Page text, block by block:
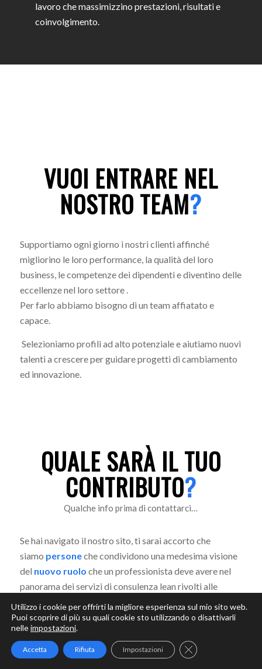
lavoro che massimizzino prestazioni, risultati e
coinvolgimento.
VUOI ENTRARE NEL
NOSTRO TEAM?
Supportiamo ogni giorno i nostri clienti affinché
migliorino le loro performance, la qualità del loro
business, le competenze dei dipendenti e diventino delle
eccellenze nel loro settore .
Per farlo abbiamo bisogno di un team affiatato e
capace.
Selezioniamo profili ad alto potenziale e aiutiamo nuovi
talenti a crescere per guidare progetti di cambiamento
ed innovazione.
QUALE SARÀ IL TUO
CONTRIBUTO?
Qualche info prima di contattarci…
Se hai navigato il nostro sito, ti sarai accorto che
siamo personeche condividono una medesima visione
del nuovo ruolo che un professionista deve avere nel
panorama dei servizi di consulenza lean rivolti alle
organizzazioni.
Conosciamo sempre volentieri persone che hanno
intrapreso, o vogliono intraprendere, un percorso
dicrescita professionalesimile o complementare al
Utilizzo i cookie per offrirti la migliore esperienza sul mio sito web.
Puoi scoprire di più su quali cookie sto utilizzando o disattivarli
nelleimpostazioni.
Accetta Rifiuta Impostazioni Close GDPR